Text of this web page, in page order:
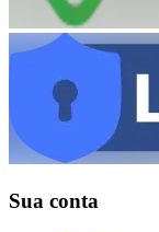
Sua conta